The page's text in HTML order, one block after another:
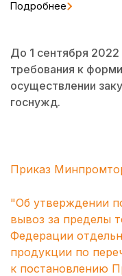
Подробнее
До 1 сентября
требования к
осуществлении
госнужд.
Приказ
"Об утверждении
вывоз за пределы
Федерации
продукции по
к постановлению